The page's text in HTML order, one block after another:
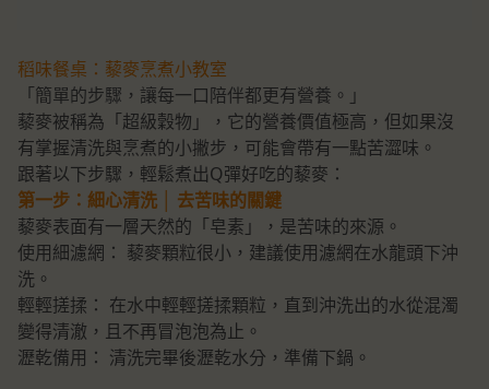
稻味餐桌：藜麥烹煮小教室
「簡單的步驟，讓每一口陪伴都更有營養。」
藜麥被稱為「超級穀物」，它的營養價值極高，但如果沒
有掌握清洗與烹煮的小撇步，可能會帶有一點苦澀味。
跟著以下步驟，輕鬆煮出Q彈好吃的藜麥：
第一步：細心清洗 │ 去苦味的關鍵
藜麥表面有一層天然的「皂素」，是苦味的來源。
使用細濾網： 藜麥顆粒很小，建議使用濾網在水龍頭下沖
洗。
輕輕搓揉： 在水中輕輕搓揉顆粒，直到沖洗出的水從混濁
變得清澈，且不再冒泡泡為止。
瀝乾備用： 清洗完畢後瀝乾水分，準備下鍋。